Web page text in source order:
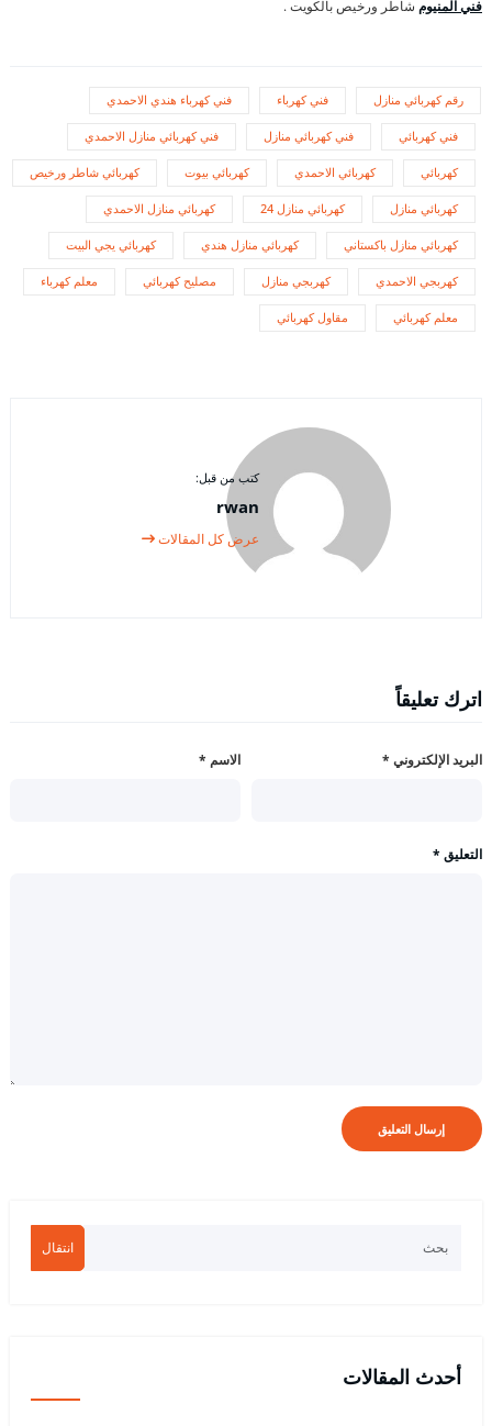
فني المنيوم شاطر ورخيص بالكويت .
رقم كهربائي منازل فني كهرباء فني كهرباء هندي الاحمدي
فني كهربائي فني كهربائي منازل فني كهربائي منازل الاحمدي
كهربائي كهربائي الاحمدي كهربائي بيوت كهربائي شاطر ورخيص
كهربائي منازل كهربائي منازل 24 كهربائي منازل الاحمدي
كهربائي منازل باكستاني كهربائي منازل هندي كهربائي يجي البيت
كهربجي الاحمدي كهربجي منازل مصليح كهربائي معلم كهرباء
معلم كهربائي مقاول كهربائي
كتب من قبل:
rwan
عرض كل المقالات
اترك تعليقاً
الاسم * البريد الإلكتروني *
التعليق *
انتقال
أحدث المقالات